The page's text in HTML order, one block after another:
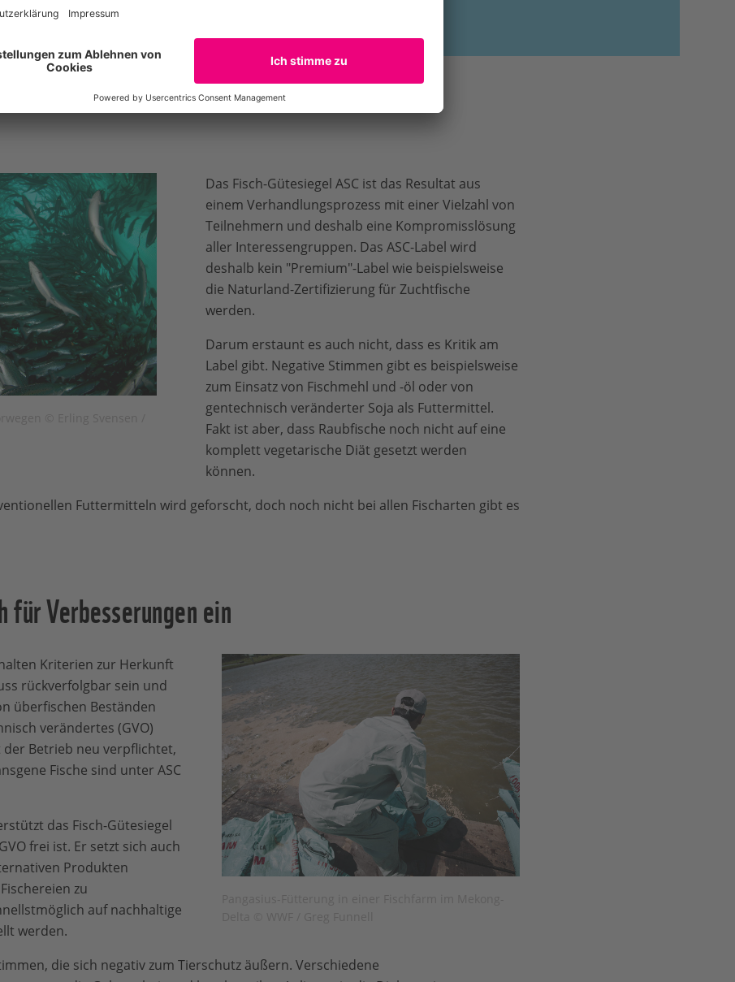
Das Fisch-Gütesiegel ASC ist das Resultat aus
einem Verhandlungsprozess mit einer Vielzahl von
Teilnehmern und deshalb eine Kompromisslösung
aller Interessengruppen. Das ASC-Label wird
deshalb kein "Premium"-Label wie beispielsweise
die Naturland-Zertifizierung für Zuchtfische
werden.
Darum erstaunt es auch nicht, dass es Kritik am
Label gibt. Negative Stimmen gibt es beispielsweise
zum Einsatz von Fischmehl und -öl oder von
gentechnisch veränderter Soja als Futtermittel.
Fakt ist aber, dass Raubfische noch nicht auf eine
komplett vegetarische Diät gesetzt werden
können.
Futtermitteln wird geforscht, doch noch nicht bei allen Fischarten gibt es
Verbesserungen ein
Kriterien zur Herkunft
rückverfolgbar sein und
überfischen Beständen
verändertes (GVO)
der Betrieb neu verpflichtet,
Fische sind unter ASC
das Fisch-Gütesiegel
frei ist. Er setzt sich auch
Produkten
zu
auf nachhaltige
werden.
die sich negativ zum Tierschutz äußern. Verschiedene